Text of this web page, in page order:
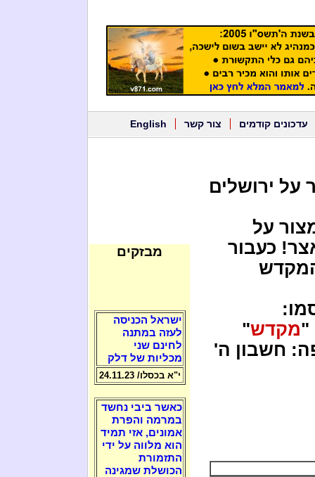
עדכונים קודמים צור קשר English
על ירושלים
על
כעבור
המקדש
מקדש"
חשבון ה'
מבזקים
ישראל הכניסה
לעזה במתנה
לחינם שני
מכליות של דלק
י"א בכסלו/ 24.11.23
כאשר ביבי נחשד
במרמה והפרת
אמונים, אזי תמיד
הוא מלווה על ידי
התזמורת
הכושלת שמגינה